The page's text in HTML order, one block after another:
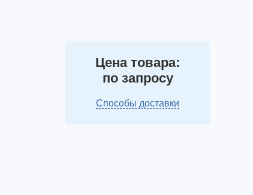
Цена товара:
по запросу
Способы доставки